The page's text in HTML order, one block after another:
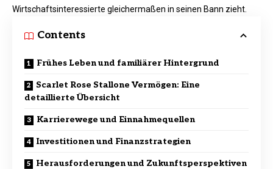
Wirtschaftsinteressierte gleichermaßen in seinen Bann zieht.​
Contents
Frühes Leben und familiärer Hintergrund
Scarlet Rose Stallone Vermögen: Eine
detaillierte Übersicht
Karrierewege und Einnahmequellen
Investitionen und Finanzstrategien
Herausforderungen und Zukunftsperspektiven